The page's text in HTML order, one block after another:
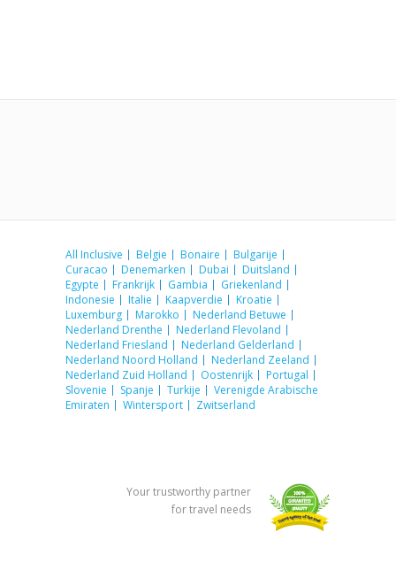
All Inclusive Belgie Bonaire
Bulgarije
Curacao
Denemarken Dubai
Duitsland
Egypte
Frankrijk Gambia
Griekenland
Indonesie
Italie Kaapverdie
Kroatie
Luxemburg
Marokko
Nederland Betuwe
Nederland Drenthe
Nederland Flevoland
Nederland Friesland
Nederland Gelderland
Nederland Noord Holland
Nederland Zeeland
Nederland Zuid Holland
Oostenrijk
Portugal
Slovenie
Spanje Turkije
Verenigde Arabische
Emiraten
Wintersport Zwitserland
Your trustworthy partner
for travel needs